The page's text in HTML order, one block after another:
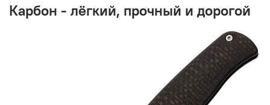
Карбон - лёгкий, прочный и дорогой